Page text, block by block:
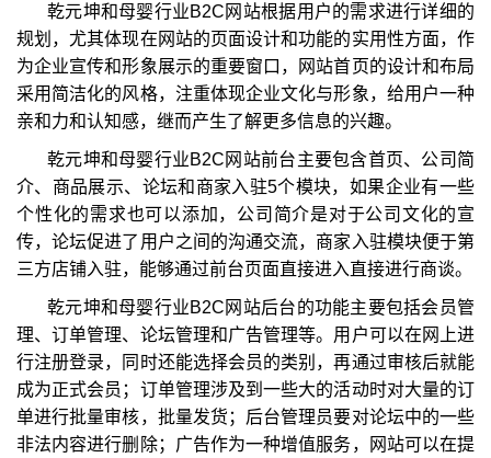
乾元坤和母婴行业B2C网站根据用户的需求进行详细的
规划，尤其体现在网站的页面设计和功能的实用性方面，作
为企业宣传和形象展示的重要窗口，网站首页的设计和布局
采用简洁化的风格，注重体现企业文化与形象，给用户一种
亲和力和认知感，继而产生了解更多信息的兴趣。
乾元坤和母婴行业B2C网站前台主要包含首页、公司简
介、商品展示、论坛和商家入驻5个模块，如果企业有一些
个性化的需求也可以添加，公司简介是对于公司文化的宣
传，论坛促进了用户之间的沟通交流，商家入驻模块便于第
三方店铺入驻，能够通过前台页面直接进入直接进行商谈。
乾元坤和母婴行业B2C网站后台的功能主要包括会员管
理、订单管理、论坛管理和广告管理等。用户可以在网上进
行注册登录，同时还能选择会员的类别，再通过审核后就能
成为正式会员；订单管理涉及到一些大的活动时对大量的订
单进行批量审核，批量发货；后台管理员要对论坛中的一些
非法内容进行删除；广告作为一种增值服务，网站可以在提